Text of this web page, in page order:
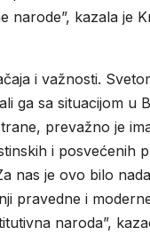
narode”, kazala je
i važnosti.
ga sa situacijom u
prevažno je
i posvećenih
nas je ovo bilo
pravedne i
naroda”,